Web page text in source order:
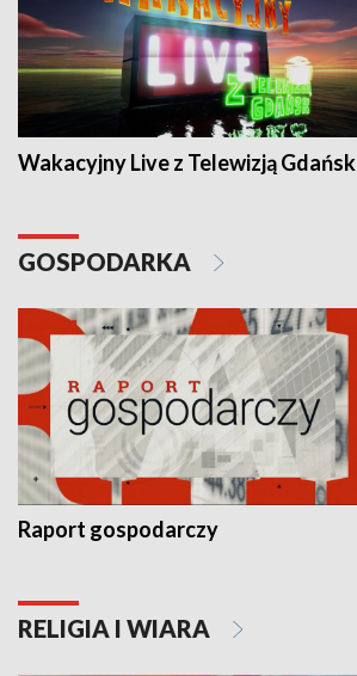
Wakacyjny Live z Telewizją Gdańsk
GOSPODARKA
Raport gospodarczy
RELIGIA I WIARA